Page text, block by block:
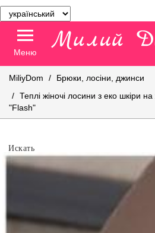
Меню
MiliyDom
Брюки, лосіни, джинси
Теплі жіночі лосини з еко шкіри
"Flash"